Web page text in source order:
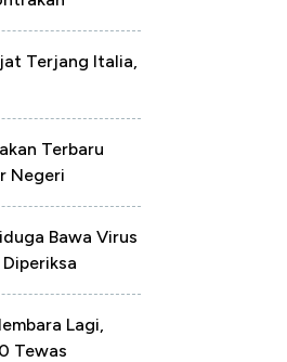
Terjang Italia,
Terbaru
Negeri
Bawa Virus
Lagi,
Tewas